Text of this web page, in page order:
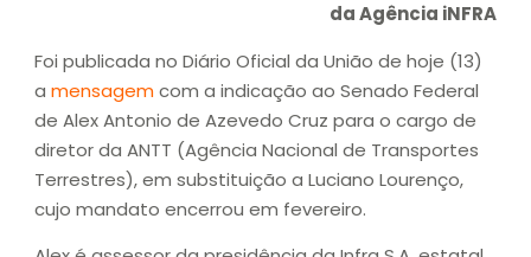
da Agência iNFRA
Foi publicada no Diário Oficial da União de hoje (13)
a mensagemcom a indicação ao Senado Federal
de Alex Antonio de Azevedo Cruz para o cargo de
diretor da ANTT (Agência Nacional de Transportes
Terrestres), em substituição a Luciano Lourenço,
cujo mandato encerrou em fevereiro.